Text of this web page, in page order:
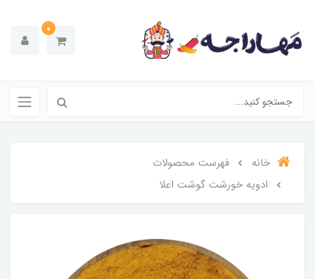
0
خانه
فهرست محصولات
ادویه خورشت گوشت اعلا